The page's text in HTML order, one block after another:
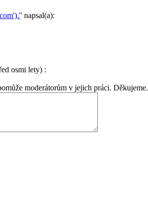
' napsal(a):
osmi lety) :
moderátorům v jejich práci. Děkujeme.